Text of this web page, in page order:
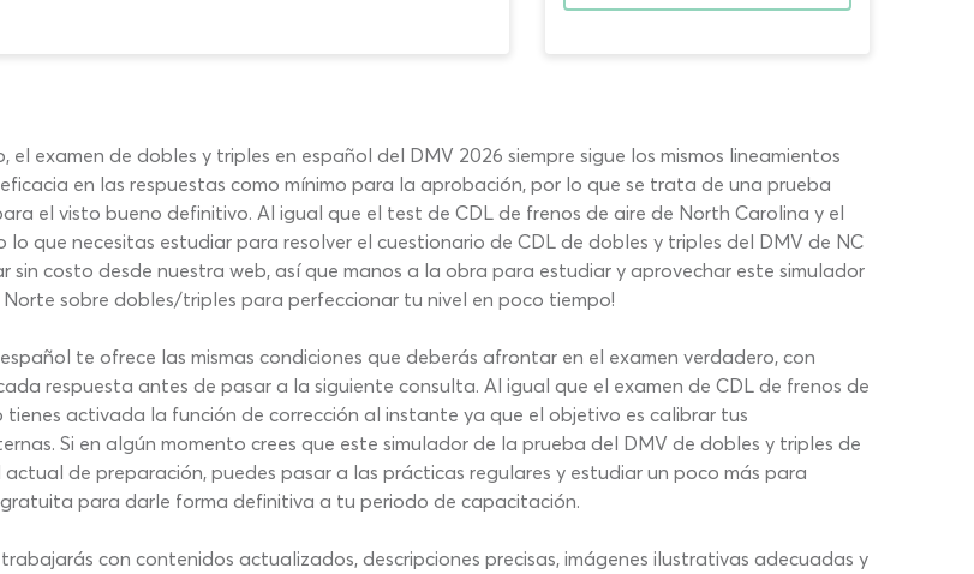
examen de dobles y triples en español del DMV 2026 siempre sigue los mismos lineamientos
en las respuestas como mínimo para la aprobación, por lo que se trata de una prueba
el visto bueno definitivo. Al igual que el test de CDL de frenos de aire de North Carolina y el
que necesitas estudiar para resolver el cuestionario de CDL de dobles y triples del DMV de NC
sin costo desde nuestra web, así que manos a la obra para estudiar y aprovechar este simulador
sobre dobles/triples para perfeccionar tu nivel en poco tiempo!
te ofrece las mismas condiciones que deberás afrontar en el examen verdadero, con
respuesta antes de pasar a la siguiente consulta. Al igual que el examen de CDL de frenos de
activada la función de corrección al instante ya que el objetivo es calibrar tus
Si en algún momento crees que este simulador de la prueba del DMV de dobles y triples de
de preparación, puedes pasar a las prácticas regulares y estudiar un poco más para
para darle forma definitiva a tu periodo de capacitación.
con contenidos actualizados, descripciones precisas, imágenes ilustrativas adecuadas y